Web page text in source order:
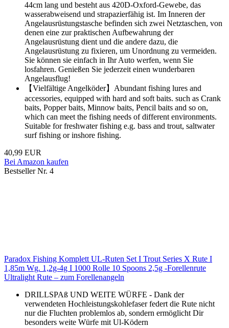
44cm lang und besteht aus 420D-Oxford-Gewebe, das
wasserabweisend und strapazierfähig ist. Im Inneren der
Angelausrüstungstasche befinden sich zwei Netztaschen, von
denen eine zur praktischen Aufbewahrung der
Angelausrüstung dient und die andere dazu, die
Angelausrüstung zu fixieren, um Unordnung zu vermeiden.
Sie können sie einfach in Ihr Auto werfen, wenn Sie
losfahren. Genießen Sie jederzeit einen wunderbaren
Angelausflug!
【Vielfältige Angelköder】Abundant fishing lures and
accessories, equipped with hard and soft baits. such as Crank
baits, Popper baits, Minnow baits, Pencil baits and so on,
which can meet the fishing needs of different environments.
Suitable for freshwater fishing e.g. bass and trout, saltwater
surf fishing or inshore fishing.
40,99 EUR
Bei Amazon kaufen
Bestseller Nr. 4
Paradox Fishing Komplett UL-Ruten Set I Trout Series X Rute I
1,85m Wg. 1,2g-4g I 1000 Rolle 10 Spoons 2,5g -Forellenrute
Ultralight Rute – zum Forellenangeln
DRILLSPAß UND WEITE WÜRFE - Dank der
verwendeten Hochleistungskohlefaser federt die Rute nicht
nur die Fluchten problemlos ab, sondern ermöglicht Dir
besonders weite Würfe mit Ul-Ködern